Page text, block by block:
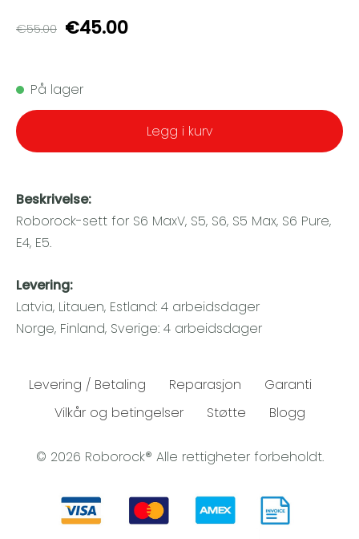
€55.00 €45.00
På lager
Legg i kurv
Beskrivelse:
Roborock-sett for S6 MaxV, S5, S6, S5 Max, S6 Pure,
E4, E5.
Levering:
Latvia, Litauen, Estland: 4 arbeidsdager
Norge, Finland, Sverige: 4 arbeidsdager
Levering / Betaling Reparasjon
Garanti
Vilkår og betingelser
Støtte Blogg
© 2026 Roborock® Alle rettigheter forbeholdt.